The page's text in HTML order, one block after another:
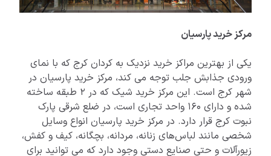
مرکز خرید پارسیان
یکی از بهترین مراکز خرید نزدیک به کردان کرج که با نمای
ورودی جذابش جلب توجه می کند، مرکز خرید پارسیان در
شهر کرج است. این مرکز خرید شیک که در 2 طبقه ساخته
شده و دارای 160 واحد تجاری است، در ضلع شرقی پارک
نبوت کرج قرار دارد. در مرکز خرید پارسیان انواع وسایل
شخصی مانند لباس‌های زنانه، مردانه، بچگانه، کیف و کفش،
زیورآلات و حتی صنایع دستی وجود دارد که می توانید برای